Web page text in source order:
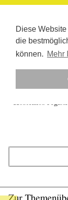
Diese
die
können. Mehr
Kostenlos
Zur